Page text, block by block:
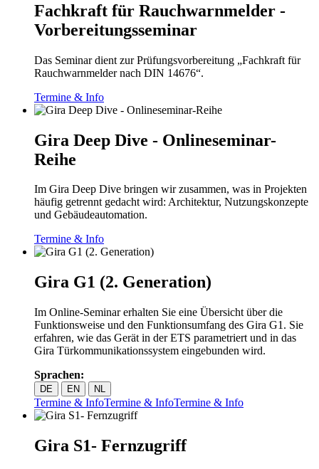
Fachkraft für Rauchwarnmelder -
Vorbereitungsseminar
Das Seminar dient zur Prüfungsvorbereitung „Fachkraft für
Rauchwarnmelder nach DIN 14676“.
Termine & Info
Gira Deep Dive - Onlineseminar-
Reihe
Im Gira Deep Dive bringen wir zusammen, was in Projekten
häufig getrennt gedacht wird: Architektur, Nutzungskonzepte
und Gebäudeautomation.
Termine & Info
Gira G1 (2. Generation)
Im Online-Seminar erhalten Sie eine Übersicht über die
Funktionsweise und den Funktionsumfang des Gira G1. Sie
erfahren, wie das Gerät in der ETS parametriert und in das
Gira Türkommunikationssystem eingebunden wird.
Sprachen:
DE EN NL
Termine & InfoTermine & InfoTermine & Info
Gira S1- Fernzugriff